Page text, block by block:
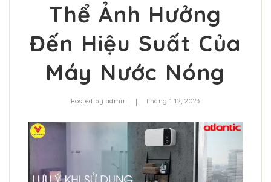
Thể Ảnh Hưởng
Đến Hiệu Suất Của
Máy Nước Nóng
Posted by admin | Tháng 1 12, 2023